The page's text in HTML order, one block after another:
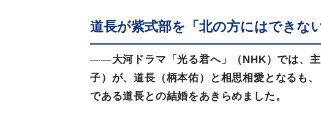
道長が紫式部を「北の方にはできな
――大河ドラマ「光る君へ」（NHK）では、
子）が、道長（柄本佑）と相思相愛となるも
である道長との結婚をあきらめました。